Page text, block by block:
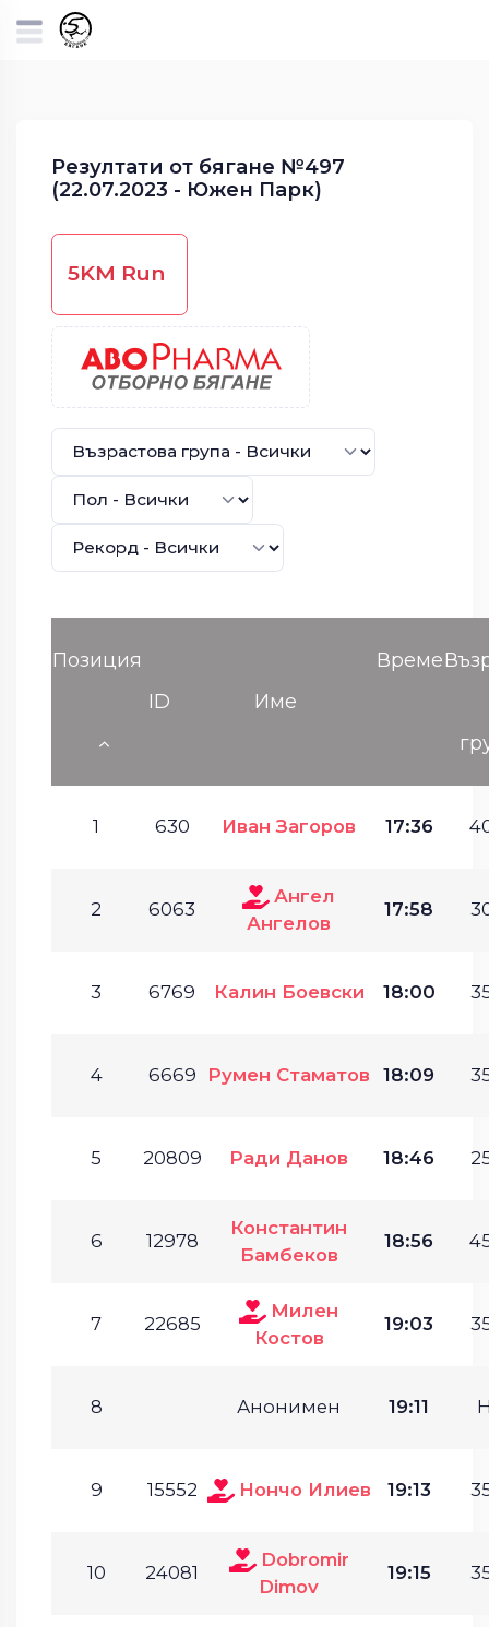
Резултати от бягане №497
(22.07.2023 - Южен Парк)
5KM Run
Позиция
ID
Име
Време
1 630 Иван Загоров 17:36
2 6063
Ангел
Ангелов
17:58
3 6769 Калин Боевски 18:00
4 6669 Румен Стаматов 18:09
5 20809 Ради Данов 18:46
6 12978
Константин
Бамбеков
18:56
7 22685
Милен
Костов
19:03
8 Анонимен 19:11
9 15552 Нончо Илиев 19:13
10 24081
Dobromir
Dimov
19:15